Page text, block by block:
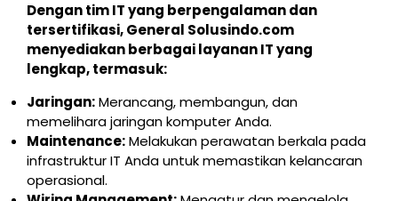
Dengan tim IT yang berpengalaman dan
tersertifikasi, General Solusindo.com
menyediakan berbagai layanan IT yang
lengkap, termasuk:
Jaringan:Merancang, membangun, dan
memelihara jaringan komputer Anda.
Maintenance:Melakukan perawatan berkala pada
infrastruktur IT Anda untuk memastikan kelancaran
operasional.